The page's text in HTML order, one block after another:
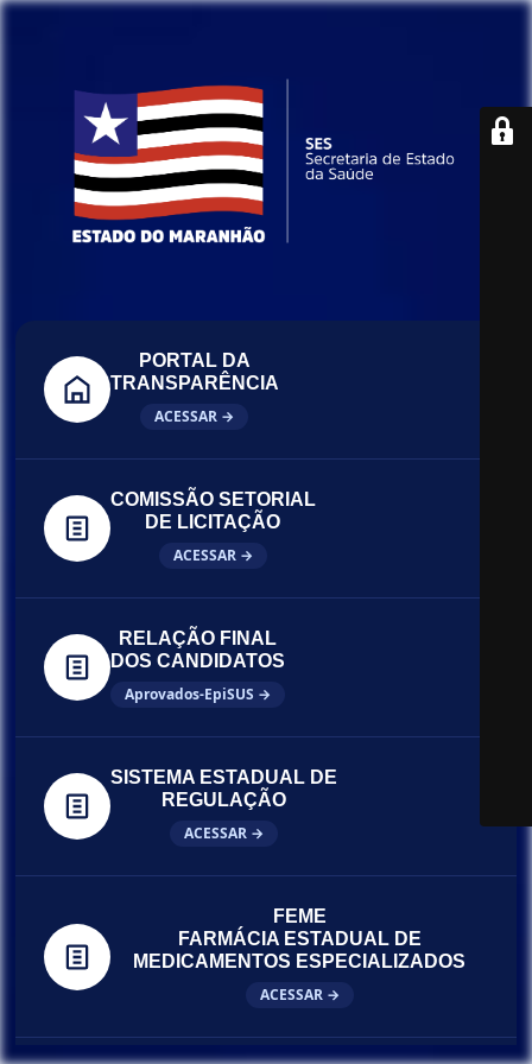
PORTAL DA
TRANSPARÊNCIA
ACESSAR →
COMISSÃO SETORIAL
DE LICITAÇÃO
ACESSAR →
RELAÇÃO FINAL
DOS CANDIDATOS
Aprovados-EpiSUS →
SISTEMA ESTADUAL DE
REGULAÇÃO
ACESSAR →
FEME
FARMÁCIA ESTADUAL DE
MEDICAMENTOS ESPECIALIZADOS
ACESSAR →